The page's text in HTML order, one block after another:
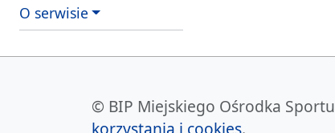
O serwisie
© BIP Miejskiego Ośrodka
korzystania i cookies.